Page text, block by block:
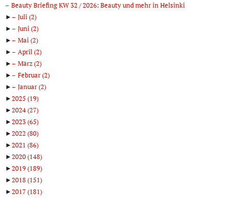
Beauty Briefing KW 32 / 2026: Beauty und mehr in Helsinki
►
Juli(2)
►
Juni(2)
►
Mai(2)
►
April(2)
►
März(2)
►
Februar(2)
►
Januar(2)
►2025 (19)
►2024(27)
►2023(65)
►2022 (80)
►2021 (86)
►2020(148)
►2019(189)
►2018(151)
►2017(181)